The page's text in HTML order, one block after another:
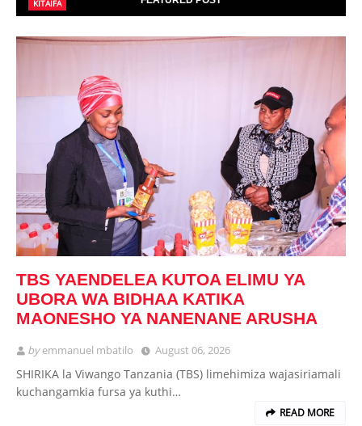
KITAIFA
TBS YAENDELEA KUTOA ELIMU YA
UBORA WA BIDHAA KATIKA
MAONESHO YA NANENANE ARUSHA
byemmanuel mbatilo August 06, 2026
SHIRIKA la Viwango Tanzania (TBS) limehimiza wajasiriamali
kuchangamkia fursa ya kuthi…
READ MORE